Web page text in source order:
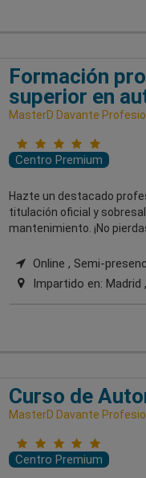
Formación
superior en
MasterD Davante
Centro Premium
Hazte un destacado
titulación oficial y
mantenimiento. ¡No
Online , Semi-
Impartido en: Madrid
Curso de
MasterD Davante
Centro Premium